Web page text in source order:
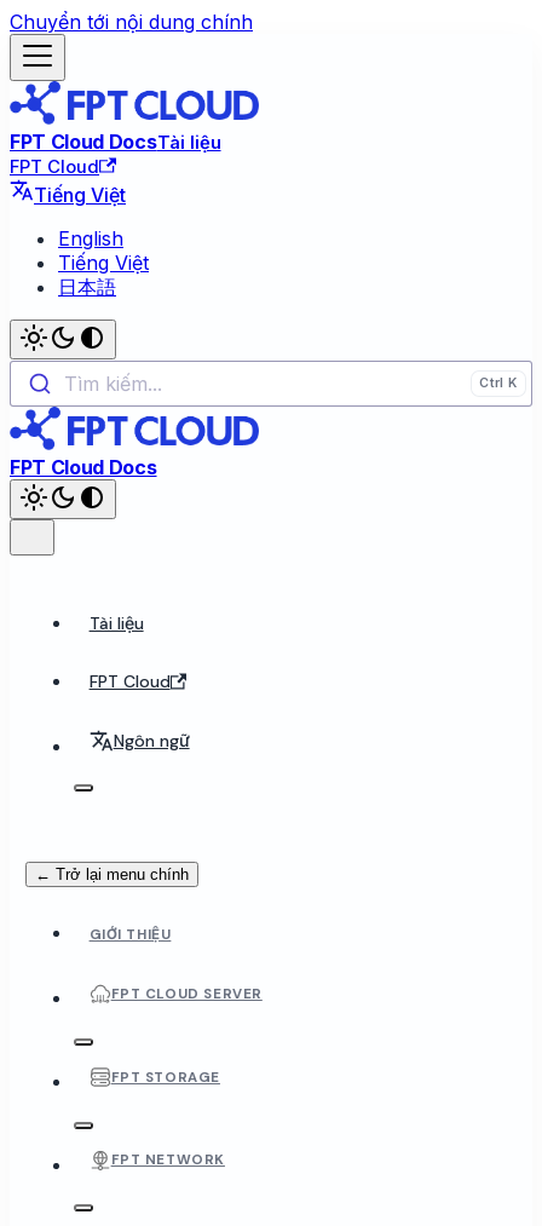
Chuyển tới nội dung chính
FPT Cloud DocsTài liệu
FPT Cloud
Tiếng Việt
English
Tiếng Việt
日本語
Tìm kiếm...
FPT Cloud Docs
Tài liệu
FPT Cloud
Ngôn ngữ
← Trở lại menu chính
GIỚI THIỆU
FPT CLOUD SERVER
FPT STORAGE
FPT NETWORK